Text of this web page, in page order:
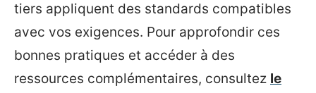
tiers appliquent des standards compatibles
avec vos exigences. Pour approfondir ces
bonnes pratiques et accéder à des
ressources complémentaires, consultez le